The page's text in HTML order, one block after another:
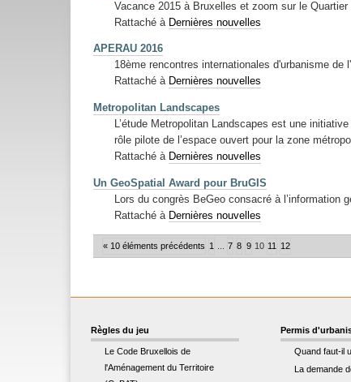
Vacance 2015 à Bruxelles et zoom sur le Quartier
Rattaché à Dernières nouvelles
APERAU 2016
18ème rencontres internationales d'urbanisme de
Rattaché à Dernières nouvelles
Metropolitan Landscapes
L’étude Metropolitan Landscapes est une
rôle pilote de l’espace ouvert pour la zone
Rattaché à Dernières nouvelles
Un GeoSpatial Award pour BruGIS
Lors du congrès BeGeo consacré à l’information
Rattaché à Dernières nouvelles
« 10 éléments précédents 1 7 8 9 10 11 12
Règles du jeu
Le Code Bruxellois de
l'Aménagement du Territoire
Permis
Quand faut-il
La demande